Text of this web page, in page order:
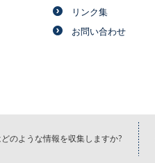
リンク集
お問い合わせ
のような情報を収集しますか?